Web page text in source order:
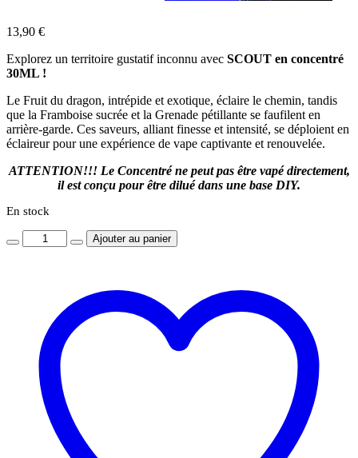
13,90 €
Explorez un territoire gustatif inconnu avec SCOUT en concentré
30ML !
Le Fruit du dragon, intrépide et exotique, éclaire le chemin, tandis
que la Framboise sucrée et la Grenade pétillante se faufilent en
arrière-garde. Ces saveurs, alliant finesse et intensité, se déploient en
éclaireur pour une expérience de vape captivante et renouvelée.
ATTENTION!!! Le Concentré ne peut pas être vapé directement,
il est conçu pour être dilué dans une base DIY.
En stock
Quantity Ajouter au panier